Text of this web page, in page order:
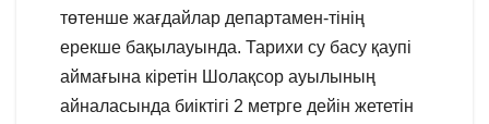
төтенше жағдайлар департамен-тінің
ерекше бақылауында. Тарихи су басу қаупі
аймағына кіретін Шолақсор ауылының
айналасында биіктігі 2 метрге дейін жететін